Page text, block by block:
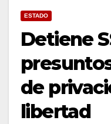
ESTADO
Detiene
de
libertad